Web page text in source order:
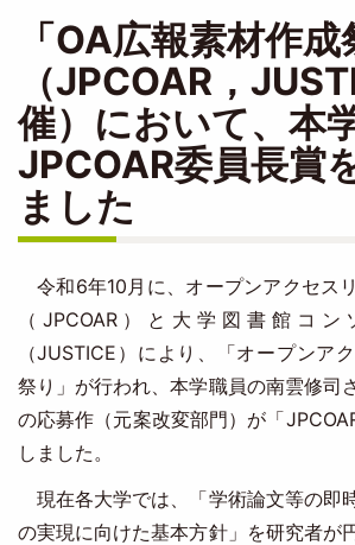
「OA広報素材作成
（JPCOAR，
催）において、本
JPCOAR委員長賞
ました
令和6年10月に、オープンアクセス
（JPCOAR）と大学図書館コ
（JUSTICE）により、「オープンア
祭り」が行われ、本学職員の南雲修司
の応募作（元案改変部門）が「
しました。
現在各大学では、「学術論文等の即
の実現に向けた基本方針」を研究者が